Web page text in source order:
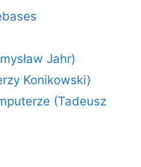
Jahr)
Konikowski)
(Tadeusz